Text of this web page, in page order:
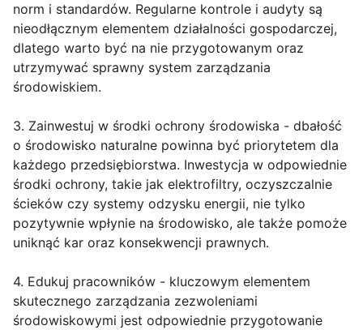
norm i standardów. Regularne kontrole i audyty są
nieodłącznym elementem działalności gospodarczej,
dlatego warto być na nie przygotowanym oraz
utrzymywać sprawny system zarządzania
środowiskiem.
3. Zainwestuj w środki ochrony środowiska - dbałość
o środowisko naturalne powinna być priorytetem dla
każdego przedsiębiorstwa. Inwestycja w odpowiednie
środki ochrony, takie jak elektrofiltry, oczyszczalnie
ścieków czy systemy odzysku energii, nie tylko
pozytywnie wpłynie na środowisko, ale także pomoże
uniknąć kar oraz konsekwencji prawnych.
4. Edukuj pracowników - kluczowym elementem
skutecznego zarządzania zezwoleniami
środowiskowymi jest odpowiednie przygotowanie